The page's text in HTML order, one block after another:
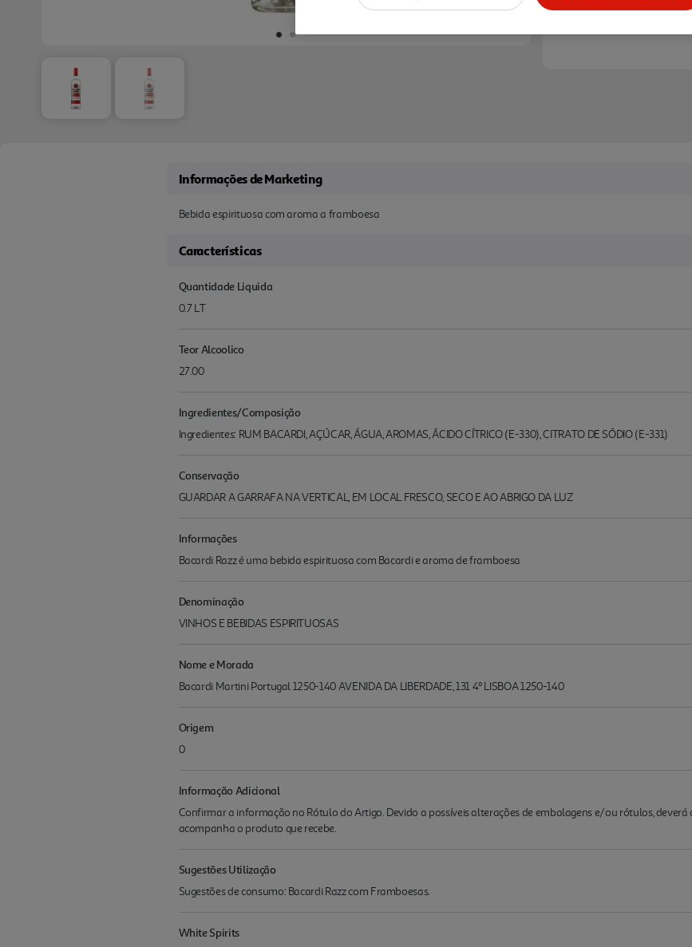
Informações de Marketing
Bebida espirituosa com aroma a framboesa
Características
Quantidade Liquida
0.7 LT
Teor Alcoolico
27.00
Ingredientes/Composição
Ingredientes: RUM BACARDI, AÇÚCAR, ÁGUA, AROMAS, ÁCIDO CÍTRICO (E-330), CITRATO DE SÓDIO (E-331)
Conservação
GUARDAR A GARRAFA NA VERTICAL, EM LOCAL FRESCO, SECO E AO ABRIGO DA LUZ
Informações
Bacardi Razz é uma bebida espirituosa com Bacardi e aroma de framboesa
Denominação
VINHOS E BEBIDAS ESPIRITUOSAS
Nome e Morada
Bacardi Martini Portugal 1250-140 AVENIDA DA LIBERDADE, 131 4º LISBOA 1250-140
Origem
0
Informação Adicional
Confirmar a informação no Rótulo do Artigo. Devido a possíveis alterações de embalagens e/ou rótulos,
acompanha o produto que recebe.
Sugestões Utilização
Sugestões de consumo: Bacardi Razz com Framboesas.
White Spirits